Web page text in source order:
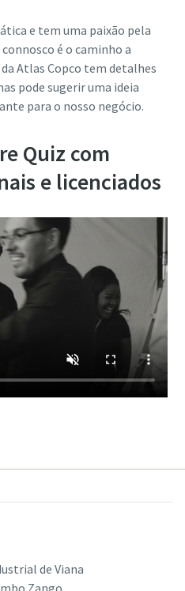
e tem uma paixão pela
é o caminho a
Atlas Copco tem detalhes
pode sugerir uma ideia
para o nosso negócio.
Quiz com
e licenciados
de Viana
Zango